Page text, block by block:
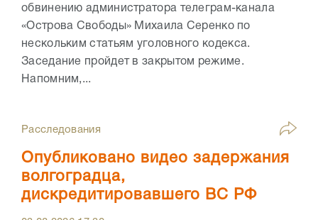
обвинению администратора телеграм-канала
«Острова Свободы» Михаила Серенко по
нескольким статьям уголовного кодекса.
Заседание пройдет в закрытом режиме.
Напомним,...
Расследования
Опубликовано видео задержания
волгоградца,
дискредитировавшего ВС РФ